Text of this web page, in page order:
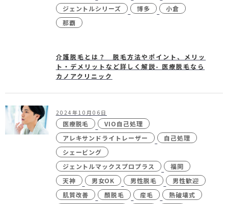
ジェントルシリーズ
博多
小倉
那覇
介護脱毛とは？ 脱毛方法やポイント、メリッ
ト・デメリットなど詳しく解説- 医療脱毛なら
カノアクリニック
2024年10月06日
医療脱毛
VIO自己処理
アレキサンドライトレーザー
自己処理
シェービング
ジェントルマックスプロプラス
福岡
天神
男女OK 男性脱毛
男性歓迎
肌質改善
顏脱毛 産毛
熱破壊式